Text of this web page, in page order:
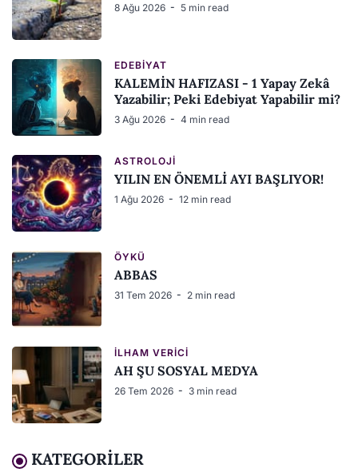
8 Ağu 2026 5 min read
EDEBIYAT
KALEMİN HAFIZASI - 1 Yapay Zekâ
Yazabilir; Peki Edebiyat Yapabilir mi?
3 Ağu 2026 4 min read
ASTROLOJI
YILIN EN ÖNEMLİ AYI BAŞLIYOR!
1 Ağu 2026 12 min read
ÖYKÜ
ABBAS
31 Tem 2026 2 min read
İLHAM VERICI
AH ŞU SOSYAL MEDYA
26 Tem 2026 3 min read
KATEGORILER